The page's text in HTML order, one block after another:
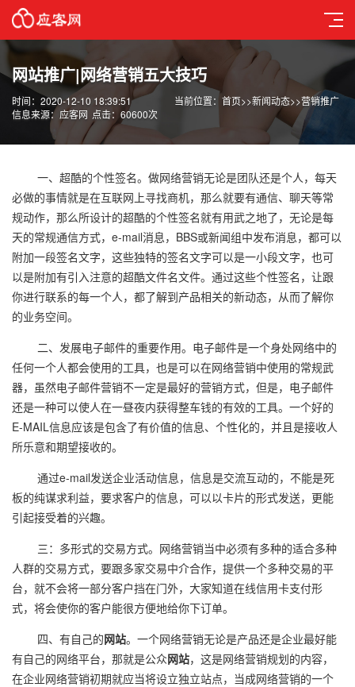
网站推广|网络营销五大技巧
当前位置： 首页>>新闻动态>>营销推广
时间：2020-12-10 18:39:51
信息来源：应客网 点击：60600次
一、超酷的个性签名。做网络营销无论是团队还是个人，每天
必做的事情就是在互联网上寻找商机，那么就要有通信、聊天等常
规动作，那么所设计的超酷的个性签名就有用武之地了，无论是每
天的常规通信方式，e-mail消息，BBS或新闻组中发布消息，都可以
附加一段签名文字，这些独特的签名文字可以是一小段文字，也可
以是附加有引入注意的超酷文件名文件。通过这些个性签名，让跟
你进行联系的每一个人，都了解到产品相关的新动态，从而了解你
的业务空间。
二、发展电子邮件的重要作用。电子邮件是一个身处网络中的
任何一个人都会使用的工具，也是可以在网络营销中使用的常规武
器，虽然电子邮件营销不一定是最好的营销方式，但是，电子邮件
还是一种可以使人在一昼夜内获得整车钱的有效的工具。一个好的
E-MAIL信息应该是包含了有价值的信息、个性化的，并且是接收人
所乐意和期望接收的。
通过e-mail发送企业活动信息，信息是交流互动的，不能是死
板的纯谋求利益，要求客户的信息，可以以卡片的形式发送，更能
引起接受着的兴趣。
三：多形式的交易方式。网络营销当中必须有多种的适合多种
人群的交易方式，要跟多家交易中介合作，提供一个多种交易的平
台，就不会将一部分客户挡在门外，大家知道在线信用卡支付形
式，将会使你的客户能很方便地给你下订单。
四、有自己的网站。一个网络营销无论是产品还是企业最好能
有自己的网络平台，那就是公众网站，这是网络营销规划的内容，
在企业网络营销初期就应当将设立独立站点，当成网络营销的一个